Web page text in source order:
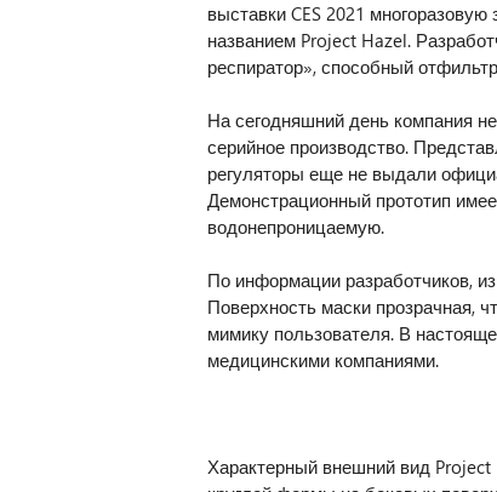
выставки CES 2021
названием Project Hazel.
респиратор», способный
На сегодняшний день компания
серийное производство.
регуляторы еще не выдали
Демонстрационный прототип
водонепроницаемую.
По информации разработчиков,
Поверхность маски прозрачная,
мимику пользователя. В
медицинскими компаниями.
Характерный внешний вид